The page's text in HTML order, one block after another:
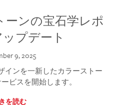
ーンの宝石学レポ
プデート
9, 2025
インを一新したカラーストー
ビスを開始します。
を読む